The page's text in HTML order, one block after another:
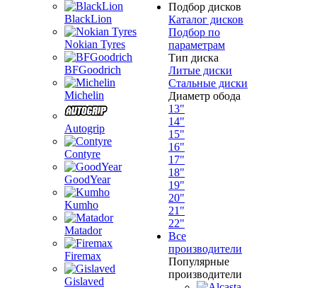
BlackLion
Nokian Tyres
BFGoodrich
Michelin
Autogrip
Contyre
GoodYear
Kumho
Matador
Firemax
Gislaved
Подбор дисков
Каталог дисков
Подбор по
параметрам
Тип диска
Литые диски
Стальные диски
Диаметр обода
13"
14"
15"
16"
17"
18"
19"
20"
21"
22"
Все
производители
Популярные
производители